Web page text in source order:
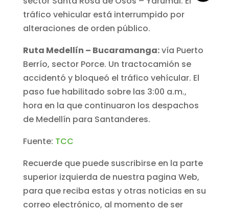
tráfico vehicular está interrumpido por
alteraciones de orden público.
Ruta Medellín – Bucaramanga:vía Puerto
Berrío, sector Porce. Un tractocamión se
accidentó y bloqueó el tráfico vehícular. El
paso fue habilitado sobre las 3:00 a.m.,
hora en la que continuaron los despachos
de Medellín para Santanderes.
Fuente: TCC
Recuerde que puede suscribirse en la parte
superior izquierda de nuestra pagina Web,
para que reciba estas y otras noticias en su
correo electrónico, al momento de ser